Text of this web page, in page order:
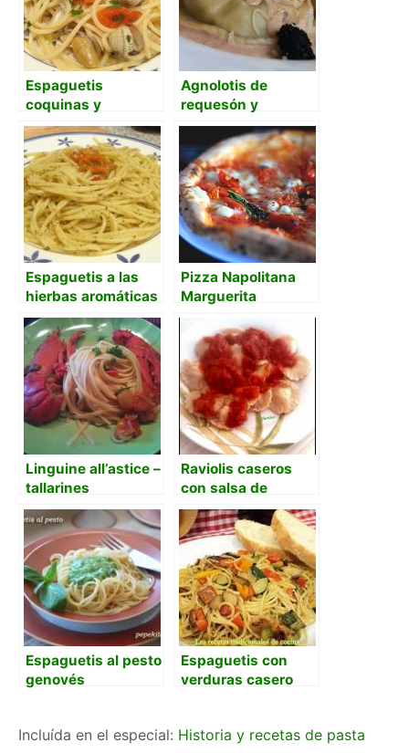
Espaguetis
coquinas y
berberechos
Agnolotis de
requesón y
anchoas y salsa de
arena de tomate
Espaguetis a las
hierbas aromáticas
Pizza Napolitana
Marguerita
Linguine all’astice –
tallarines
(espaguetis) con
bogavante
Raviolis caseros
con salsa de
tomate
Espaguetis al pesto
genovés
Espaguetis con
verduras casero
Incluída en el especial: Historia y recetas de pasta